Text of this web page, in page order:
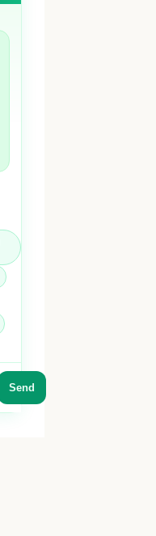
Send